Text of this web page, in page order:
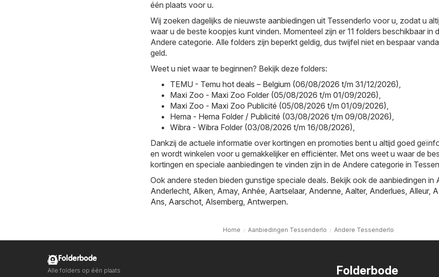
één plaats voor u.
Wij zoeken dagelijks de nieuwste aanbiedingen uit Tessenderlo voor u, zodat u
waar u de beste koopjes kunt vinden. Momenteel zijn er 11 folders beschikbaar in
Andere categorie. Alle folders zijn beperkt geldig, dus twijfel niet en bespaar
geld.
Weet u niet waar te beginnen? Bekijk deze folders:
TEMU - Temu hot deals – Belgium (06/08/2026 t/m 31/12/2026),
Maxi Zoo - Maxi Zoo Folder (05/08/2026 t/m 01/09/2026),
Maxi Zoo - Maxi Zoo Publicité (05/08/2026 t/m 01/09/2026),
Hema - Hema Folder / Publicité (03/08/2026 t/m 09/08/2026),
Wibra - Wibra Folder (03/08/2026 t/m 16/08/2026),
Dankzij de actuele informatie over kortingen en promoties bent u altijd goed
en wordt winkelen voor u gemakkelijker en efficiënter. Met ons weet u waar de
kortingen en speciale aanbiedingen te vinden zijn in de Andere categorie in
Ook andere steden bieden gunstige speciale deals. Bekijk ook de aanbiedingen in
Anderlecht, Alken, Amay, Anhée, Aartselaar, Andenne, Aalter, Anderlues, Alleur,
Ans, Aarschot, Alsemberg, Antwerpen.
Home Aanbiedingen Tessenderlo Andere Tessenderlo
Folderbode
Folderbode
Alle folders op één plaats